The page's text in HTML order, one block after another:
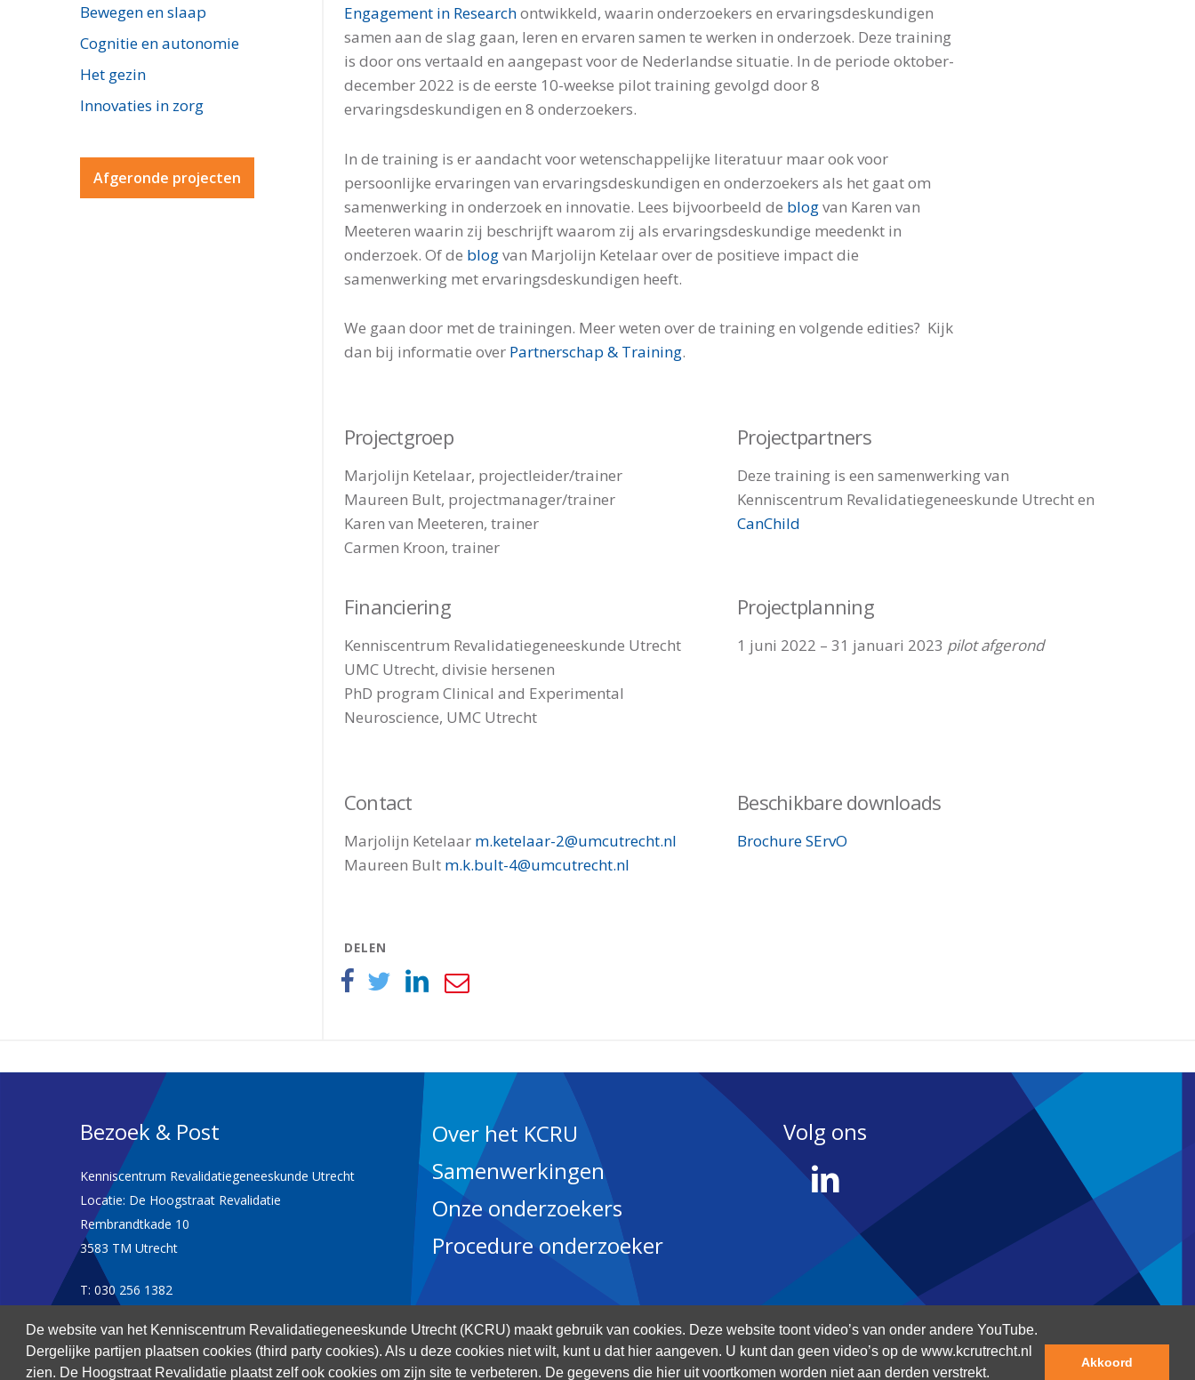
De website van het Kenniscentrum Revalidatiegeneeskunde Utrecht (KCRU) maakt gebruik van cookies. Deze website toont video’s van onder andere YouTube.
Dergelijke partijen plaatsen cookies (third party cookies). Als u deze cookies niet wilt, kunt u dat hier aangeven. U kunt dan geen video’s op de www.kcrutrecht.nl
zien. De Hoogstraat Revalidatie plaatst zelf ook cookies om zijn site te verbeteren. De gegevens die hier uit voortkomen worden niet aan derden verstrekt.
Akkoord
Bewegen en slaap
Cognitie en autonomie
Het gezin
Innovaties in zorg
Afgeronde projecten
Engagement in Researchontwikkeld, waarin onderzoekers en ervaringsdeskundigen
samen aan de slag gaan, leren en ervaren samen te werken in onderzoek. Deze training
is door ons vertaald en aangepast voor de Nederlandse situatie. In de periode oktober-
december 2022 is de eerste 10-weekse pilot training gevolgd door 8
ervaringsdeskundigen en 8 onderzoekers.
In de training is er aandacht voor wetenschappelijke literatuur maar ook voor
persoonlijke ervaringen van ervaringsdeskundigen en onderzoekers als het gaat om
samenwerking in onderzoek en innovatie. Lees bijvoorbeeld de blogvan Karen van
Meeteren waarin zij beschrijft waarom zij als ervaringsdeskundige meedenkt in
onderzoek. Of de blogvan Marjolijn Ketelaar over de positieve impact die
samenwerking met ervaringsdeskundigen heeft.
We gaan door met de trainingen. Meer weten over de training en volgende edities? Kijk
dan bij informatie over Partnerschap & Training.
Projectgroep
Marjolijn Ketelaar, projectleider/trainer
Maureen Bult, projectmanager/trainer
Karen van Meeteren, trainer
Carmen Kroon, trainer
Projectpartners
Deze training is een samenwerking van
Kenniscentrum Revalidatiegeneeskunde Utrecht en
CanChild
Financiering
Kenniscentrum Revalidatiegeneeskunde Utrecht
UMC Utrecht, divisie hersenen
PhD program Clinical and Experimental
Neuroscience, UMC Utrecht
Projectplanning
1 juni 2022 – 31 januari 2023 pilot afgerond
Contact
Marjolijn Ketelaar m.ketelaar-2@umcutrecht.nl
Maureen Bult m.k.bult-4@umcutrecht.nl
Beschikbare downloads
Brochure SErvO
DELEN
Bezoek & Post
Kenniscentrum Revalidatiegeneeskunde Utrecht
Locatie: De Hoogstraat Revalidatie
Rembrandtkade 10
3583 TM Utrecht
T: 030 256 1382
kenniscentrum@dehoogstraat.nl
Over het KCRU
Samenwerkingen
Onze onderzoekers
Procedure onderzoeker
Volg ons